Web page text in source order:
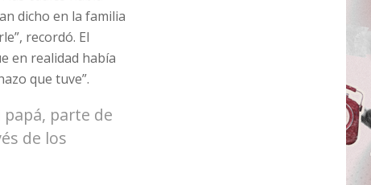
dicho en la familia
recordó. El
en realidad había
que tuve”.
parte de
de los